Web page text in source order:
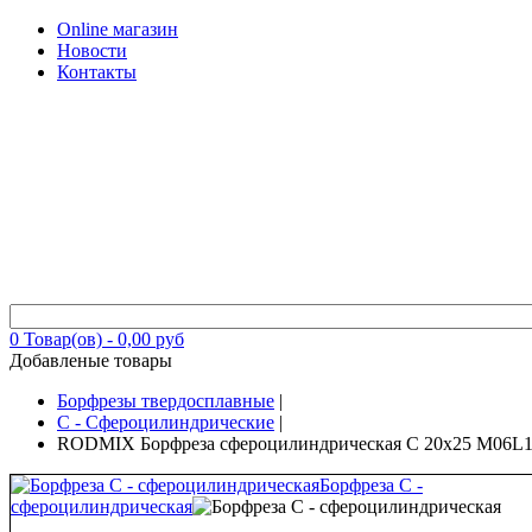
Online магазин
Новости
Контакты
0 Товар(ов) - 0,00 руб
Добавленые товары
Борфрезы твердосплавные |
C - Сфероцилиндрические |
RODMIX Борфреза сфероцилиндрическая C 20х25
Борфреза C -
сфероцилиндрическая